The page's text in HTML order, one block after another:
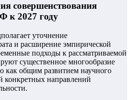
совершенствования
к 2027 году
уточнение
и расширение эмпирической
подходы к рассматриваемой
существенное многообразие
как общим развитием научного
конкретных направлений